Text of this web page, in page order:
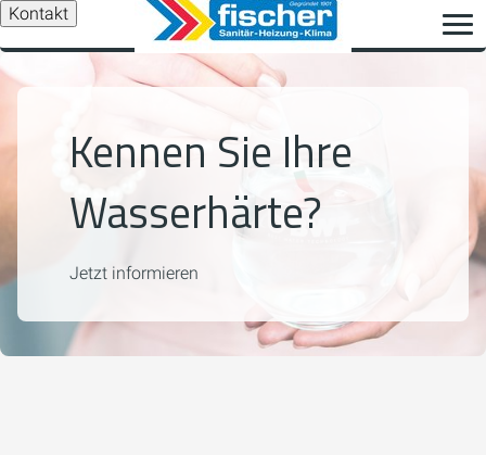
Kontakt
Kennen Sie Ihre
Wasserhärte?
Jetzt informieren